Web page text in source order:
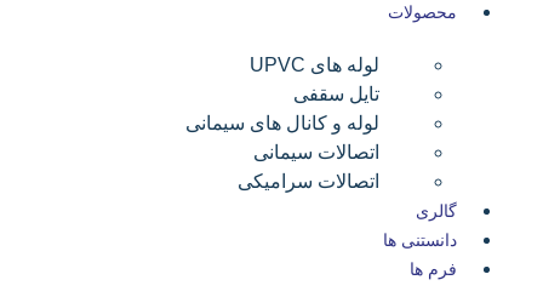
محصولات
لوله های UPVC
تایل سقفی
لوله و کانال های سیمانی
اتصالات سیمانی
اتصالات سرامیکی
گالری
دانستنی ها
فرم ها